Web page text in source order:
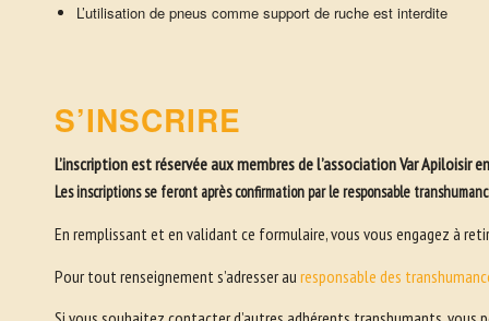
L’utilisation de pneus comme support de ruche est interdite
S’INSCRIRE
L’inscription est réservée aux membres de l’association Var Apiloisir
Les inscriptions se feront après confirmation par le responsable
En remplissant et en validant ce formulaire, vous vous engagez à
Pour tout renseignement s’adresser au responsable des